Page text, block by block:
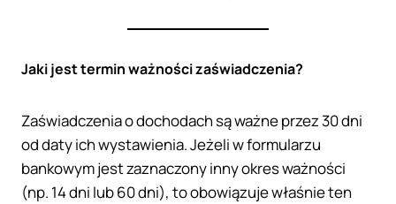
Jaki jest termin ważności zaświadczenia?
Zaświadczenia o dochodach są ważne przez 30 dni
od daty ich wystawienia. Jeżeli w formularzu
bankowym jest zaznaczony inny okres ważności
(np. 14 dni lub 60 dni), to obowiązuje właśnie ten